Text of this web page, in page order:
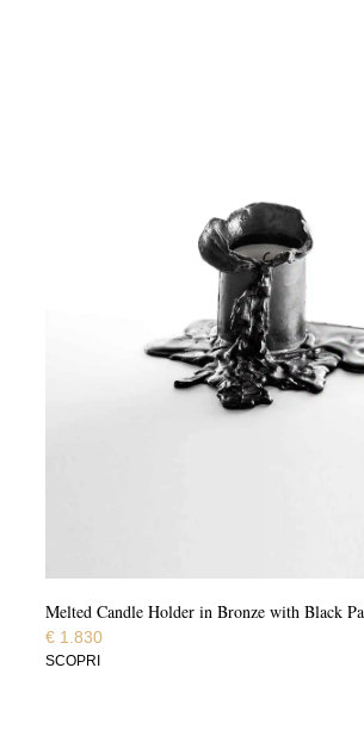
Melted Candle Holder in Bronze with Black
€1.830
SCOPRI